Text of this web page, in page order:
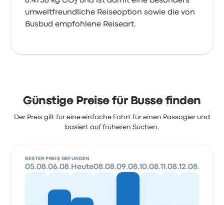
umweltfreundliche Reiseoption sowie die von
Busbud empfohlene Reiseart.
Günstige Preise für Busse finden
Der Preis gilt für eine einfache Fahrt für einen Passagier und
basiert auf früheren Suchen.
BESTER PREIS GEFUNDEN
05.08.06.08. Heute08.08.09.08.10.08.11.08.12.08.